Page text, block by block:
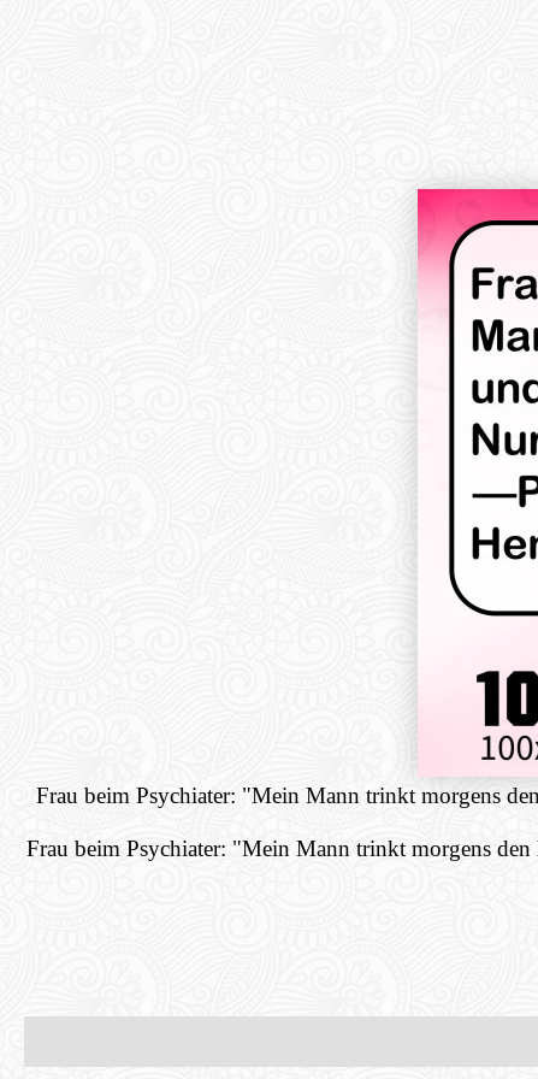
Frau beim Psychiater: "Mein Mann trinkt morgens
Frau beim Psychiater: "Mein Mann trinkt morgens